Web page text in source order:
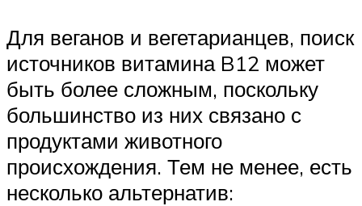
Для веганов и вегетарианцев, поиск
источников витамина B12 может
быть более сложным, поскольку
большинство из них связано с
продуктами животного
происхождения. Тем не менее, есть
несколько альтернатив: